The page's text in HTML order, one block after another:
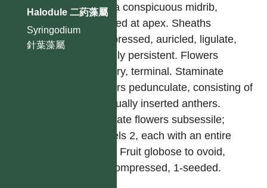
Halodule 二葯藻屬
Syringodium
針葉藻屬
with a conspicuous midrib,
toothed at apex. Sheaths
compressed, auricled, ligulate,
usually persistent. Flowers
solitary, terminal. Staminate
flowers pedunculate, consisting of
unequally inserted anthers.
Pistillate flowers subsessile;
carpels 2, each with an entire
style. Fruit globose to ovoid,
subcompressed, 1-seeded.